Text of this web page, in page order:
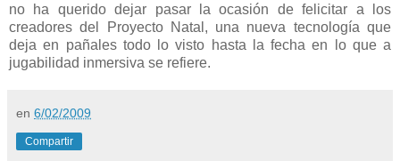
no ha querido dejar pasar la ocasión de felicitar a los
creadores del Proyecto Natal, una nueva tecnología que
deja en pañales todo lo visto hasta la fecha en lo que a
jugabilidad inmersiva se refiere.
en 6/02/2009
Compartir